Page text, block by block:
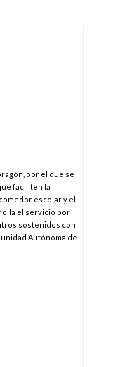
por el que se
faciliten la
escolar y el
el servicio por
sostenidos con
Autónoma de